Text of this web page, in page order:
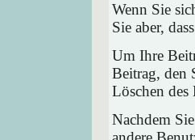
Wenn Sie
Sie aber,
Um Ihre
Beitrag, den
Löschen des
Nachdem